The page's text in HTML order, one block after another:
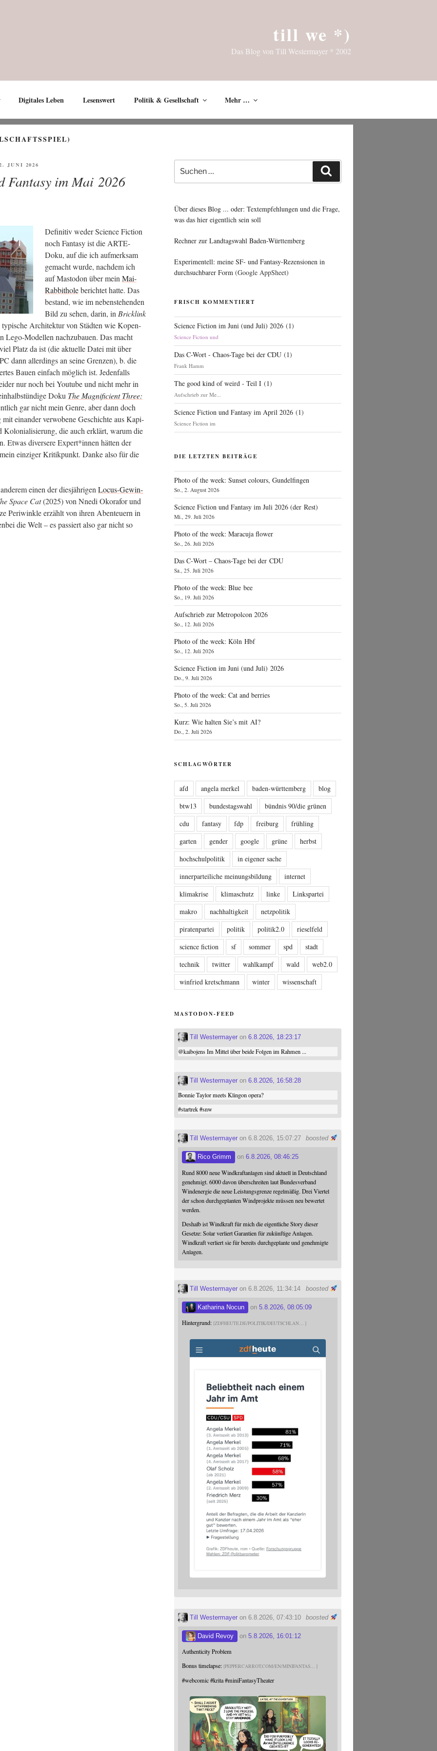
till we *)
Das Blog von Till Westermayer * 2002
Digitales Leben Lesenswert Politik & Gesellschaft Mehr …
JUNI 2026
Fantasy im Mai 2026
Defi­ni­tiv weder Sci­ence Fic­tion
noch Fan­ta­sy ist die ARTE-
Doku, auf die ich auf­merk­sam
gemacht wur­de, nach­dem ich
auf Mast­o­don über mein Mai-
Rab­bit­ho­leberich­tet hat­te. Das
bestand, wie im neben­ste­hen­den
Bild zu sehen, dar­in, in Brick­link
Archi­tek­tur von Städ­ten wie Kopen­
Lego-Model­len nach­zu­bau­en. Das macht
Platz da ist (die aktu­el­le Datei mit über
dann aller­dings an sei­ne Gren­zen), b. die
Bau­en ein­fach mög­lich ist. Jeden­falls
nur noch bei You­tube und nicht mehr in
Doku The Magni­fi­ci­ent Three:
gar nicht mein Gen­re, aber dann doch
ein­an­der ver­wo­be­ne Geschich­te aus Kapi­
Kolo­nia­li­sie­rung, die auch erklärt, war­um die
Etwas diver­se­re Expert*innen hät­ten der
ein­zi­ger Kri­tik­punkt. Dan­ke also für die
einen der dies­jäh­ri­gen Locus-Gewin­
Space Cat(2025) von Nne­di Oko­ra­for und
Peri­wink­le erzählt von ihren Aben­teu­ern in
die Welt – es pas­siert also gar nicht so
Suche
nach:
Über dieses Blog ... oder: Textempfehlungen und die Frage,
was das hier eigentlich sein soll
Rechner zur Landtagswahl Baden-Württemberg
Experimentell: meine SF- und Fantasy-Rezensionen in
durchsuchbarer Form (Google AppSheet)
FRISCH KOMMENTIERT
Science Fiction im Juni (und Juli) 2026 (1)
Science Fiction und
Das C-Wort - Chaos-Tage bei der CDU (1)
Frank Hamm
The good kind of weird - Teil I (1)
Aufschrieb zur Me...
Science Fiction und Fantasy im April 2026 (1)
Science Fiction im
DIE LETZTEN BEITRÄGE
Photo of the week: Sunset colours, Gundelfingen
So., 2. August 2026
Science Fiction und Fantasy im Juli 2026 (der Rest)
Mi., 29. Juli 2026
Photo of the week: Maracuja flower
So., 26. Juli 2026
Das C‑Wort – Chaos-Tage bei der CDU
Sa., 25. Juli 2026
Photo of the week: Blue bee
So., 19. Juli 2026
Aufschrieb zur Metropolcon 2026
So., 12. Juli 2026
Photo of the week: Köln Hbf
So., 12. Juli 2026
Science Fiction im Juni (und Juli) 2026
Do., 9. Juli 2026
Photo of the week: Cat and berries
So., 5. Juli 2026
Kurz: Wie halten Sie’s mit AI?
Do., 2. Juli 2026
SCHLAGWÖRTER
afd angela merkel baden-württemberg
blog
btw13
bundestagswahl
bündnis 90/die grünen
cdu
fantasy fdp freiburg
frühling
garten
gender google grüne
herbst
hochschulpolitik
in eigener sache
innerparteiliche meinungsbildung
internet
klimakrise
klimaschutz linke
Linkspartei
makro
nachhaltigkeit
netzpolitik
piratenpartei
politik politik2.0
rieselfeld
science fiction
sf sommer spd
stadt
technik
twitter wahlkampf wald
web2.0
winfried kretschmann
winter wissenschaft
MASTODON-FEED
Till Westermayer on6.8.2026, 18:23:17
@kaibojensIm Mittel über beide Folgen im Rahmen ...
Till Westermayer on6.8.2026, 16:58:28
Bonnie Taylor meets Klingon opera?
#startrek #snw
boosted
Till Westermayer on 6.8.2026, 15:07:27
Rico Grimm on6.8.2026, 08:46:25
Rund 8000 neue Windkraftanlagen sind aktuell in Deutschland
genehmigt. 6000 davon überschreiten laut Bundesverband
Windenergie die neue Leistungsgrenze regelmäßig. Drei Viertel
der schon durchgeplanten Windprojekte müssen neu bewertet
werden.
Deshalb ist Windkraft für mich die eigentliche Story dieser
Gesetze: Solar verliert Garantien für zukünftige Anlagen.
Windkraft verliert sie für bereits durchgeplante und genehmigte
Anlagen.
boosted
Till Westermayer on 6.8.2026, 11:34:14
Katharina Nocun on5.8.2026, 08:05:09
Hintergrund: ZDFHEUTE.DE/POLITIK/DEUTSCHLAN
boosted
Till Westermayer on 6.8.2026, 07:43:10
David Revoy on5.8.2026, 16:01:12
Authenticity Problem
Bonus timelapse: PEPPERCARROT.COM/EN/MINIFANTAS
#webcomic #krita#miniFantasyTheater